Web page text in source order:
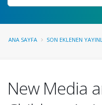
ANA SAYFA SON EKLENEN
New Media